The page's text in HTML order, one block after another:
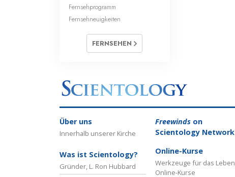
Fernsehprogramm
Fernsehneuigkeiten
FERNSEHEN
Über uns
Innerhalb unserer Kirche
Was ist Scientology?
Gründer, L. Ron Hubbard
Freewinds on
Scientology Network
Online-Kurse
Werkzeuge für das Leben
Online-Kurse